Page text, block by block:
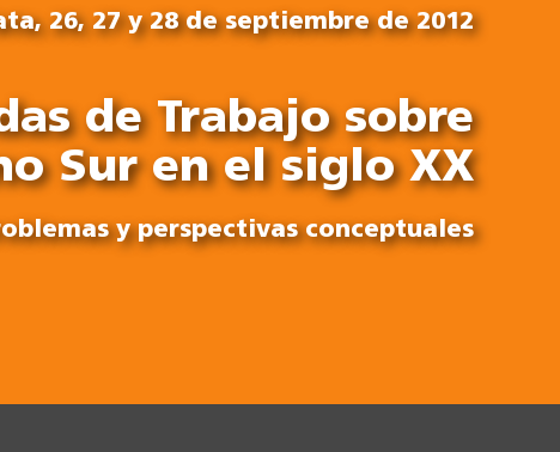
26, 27 y 28 de septiembre de 2012
de Trabajo sobre
Sur en el siglo XX
y perspectivas conceptuales